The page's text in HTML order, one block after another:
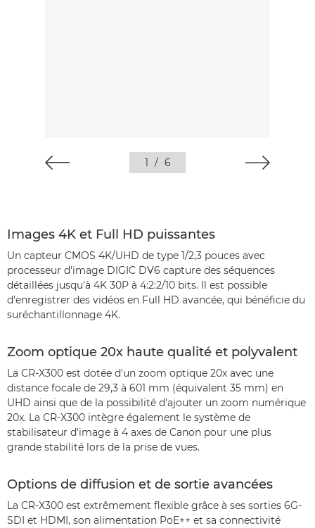
1 / 6
Images 4K et Full HD puissantes
Un capteur CMOS 4K/UHD de type 1/2,3 pouces avec
processeur d'image DIGIC DV6 capture des séquences
détaillées jusqu'à 4K 30P à 4:2:2/10 bits. Il est possible
d'enregistrer des vidéos en Full HD avancée, qui bénéficie du
suréchantillonnage 4K.
Zoom optique 20x haute qualité et polyvalent
La CR-X300 est dotée d'un zoom optique 20x avec une
distance focale de 29,3 à 601 mm (équivalent 35 mm) en
UHD ainsi que de la possibilité d'ajouter un zoom numérique
20x. La CR-X300 intègre également le système de
stabilisateur d'image à 4 axes de Canon pour une plus
grande stabilité lors de la prise de vues.
Options de diffusion et de sortie avancées
La CR-X300 est extrêmement flexible grâce à ses sorties 6G-
SDI et HDMI, son alimentation PoE++ et sa connectivité